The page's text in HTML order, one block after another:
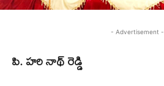
- Advertisement -
పి. హరి నాథ్ రెడ్డి